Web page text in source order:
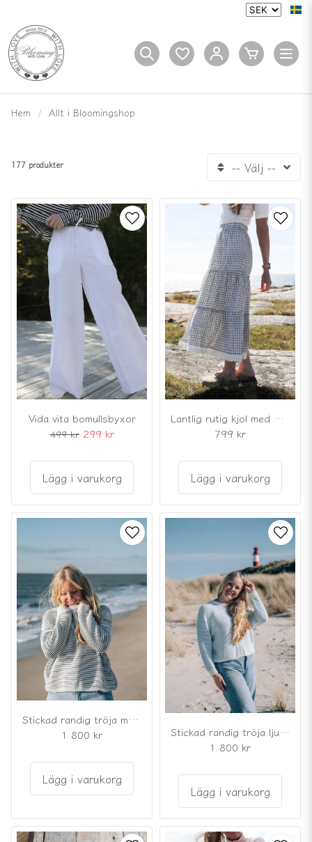
Hem Allt i Bloomingshop
177 produkter -- Välj --
Vida vita bomullsbyxor
499 kr 299 kr
Lägg i varukorg
Lantlig rutig kjol med brodyrspets
799 kr
Lägg i varukorg
Stickad randig tröja marinblå/vit i ekologisk bomull
1 800 kr
Lägg i varukorg
Stickad randig tröja ljusblå/vit i ekologisk bomull
1 800 kr
Lägg i varukorg